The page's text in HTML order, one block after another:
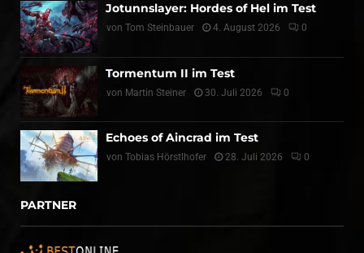
Jotunnslayer: Hordes of Hel im Test
von Tom Steinbauer 4. August 2026 0
Tormentum II im Test
von Martin Steiner 30. Juli 2026 0
Echoes of Aincrad im Test
von Tobias Hörstlhofer 28. Juli 2026 0
PARTNER